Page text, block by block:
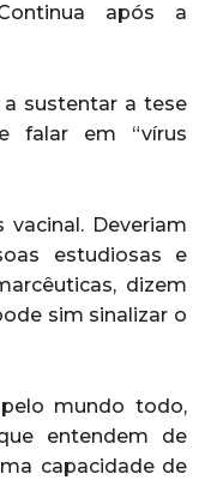
após a
sustentar a tese
falar em “vírus
vacinal. Deveriam
estudiosas e
dizem
sim sinalizar o
mundo todo,
entendem de
capacidade de